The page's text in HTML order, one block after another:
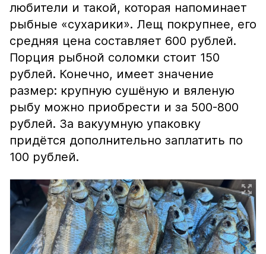
любители и такой, которая напоминает
рыбные «сухарики». Лещ покрупнее, его
средняя цена составляет 600 рублей.
Порция рыбной соломки стоит 150
рублей. Конечно, имеет значение
размер: крупную сушёную и вяленую
рыбу можно приобрести и за 500-800
рублей. За вакуумную упаковку
придётся дополнительно заплатить по
100 рублей.